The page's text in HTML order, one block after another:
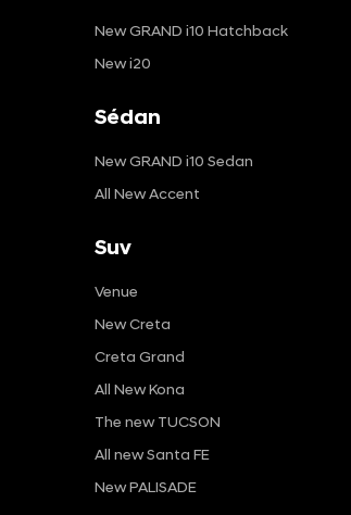
New GRAND i10 Hatchback
New i20
Sédan
New GRAND i10 Sedan
All New Accent
Suv
Venue
New Creta
Creta Grand
All New Kona
The new TUCSON
All new Santa FE
New PALISADE